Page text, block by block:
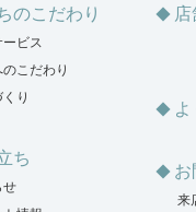
のこだわり
ビス
こだわり
り
ち
せ
店
お
来